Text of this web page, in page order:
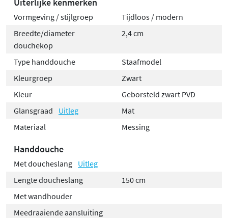
Vormgeving / stijlgroep
Tijdloos / modern
Breedte/diameter
douchekop
2,4 cm
Type handdouche
Staafmodel
Kleurgroep
Zwart
Kleur
Geborsteld zwart PVD
Glansgraad
Uitleg
Mat
Materiaal
Messing
Handdouche
Met doucheslang Uitleg
Lengte doucheslang
150 cm
Met wandhouder
Meedraaiende aansluiting